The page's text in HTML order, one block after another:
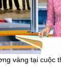
vàng tại cuộc